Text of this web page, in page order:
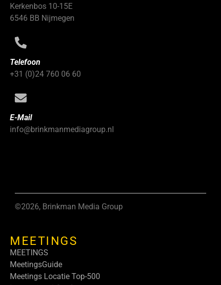
Kerkenbos 10-15E
6546 BB Nijmegen
Telefoon
+31 (0)24 760 06 60
E-Mail
info@brinkmanmediagroup.nl
©2026, Brinkman Media Group
MEETINGS
MEETINGS
MeetingsGuide
Meetings Locatie Top-500